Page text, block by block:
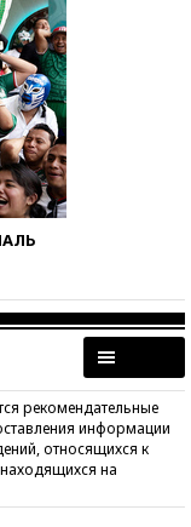
рекомендательные
информации
относящихся к
на